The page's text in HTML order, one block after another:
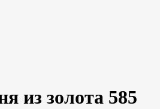
из золота 585